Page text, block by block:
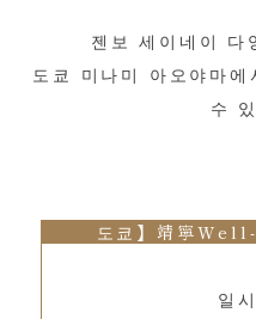
젠보 세이네이 다
도쿄 미나미 아오야마
수
도쿄】靖寧
일